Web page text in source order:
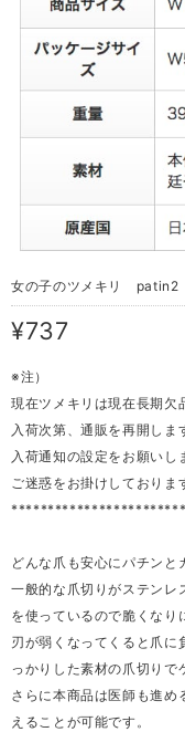
女の子のツメキリ
¥737
※注）
現在ツメキリは現在長期欠
入荷次第、通販を再開し
入荷通知の設定をお願いし
ご迷惑をお掛けしておりま
************************
どんな爪も安心にパチンと
一般的な爪切りがステンレ
を使っているので脆くなり
刃が弱くなってくると爪に
っかりした素材の爪切りで
さらに本商品は医師も進め
えることが可能です。